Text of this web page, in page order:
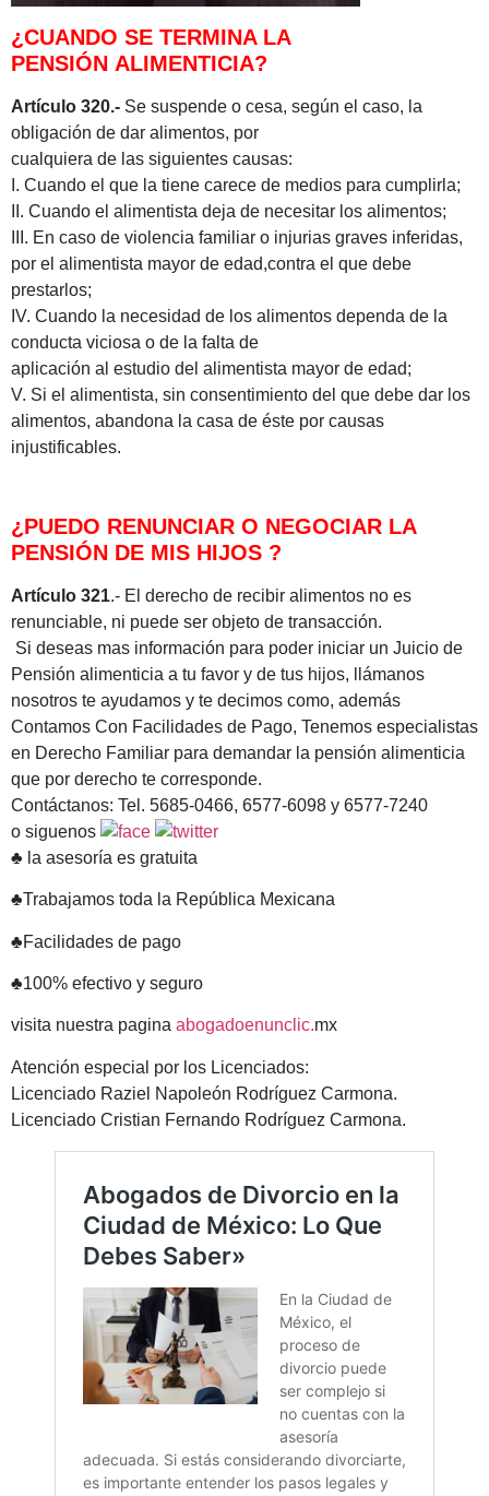
¿CUANDO SE TERMINA LA
PENSIÓN ALIMENTICIA?
Artículo 320.- Se suspende o cesa, según el caso, la
obligación de dar alimentos, por
cualquiera de las siguientes causas:
I. Cuando el que la tiene carece de medios para cumplirla;
II. Cuando el alimentista deja de necesitar los alimentos;
III. En caso de violencia familiar o injurias graves inferidas,
por el alimentista mayor de edad,contra el que debe
prestarlos;
IV. Cuando la necesidad de los alimentos dependa de la
conducta viciosa o de la falta de
aplicación al estudio del alimentista mayor de edad;
V. Si el alimentista, sin consentimiento del que debe dar los
alimentos, abandona la casa de éste por causas
injustificables.
¿PUEDO RENUNCIAR O NEGOCIAR LA
PENSIÓN DE MIS HIJOS ?
Artículo 321.- El derecho de recibir alimentos no es
renunciable, ni puede ser objeto de transacción.
Si deseas mas información para poder iniciar un Juicio de
Pensión alimenticia a tu favor y de tus hijos, llámanos
nosotros te ayudamos y te decimos como, además
Contamos Con Facilidades de Pago, Tenemos especialistas
en Derecho Familiar para demandar la pensión alimenticia
que por derecho te corresponde.
Contáctanos: Tel. 5685-0466, 6577-6098 y 6577-7240
o siguenos
♣ la asesoría es gratuita
♣Trabajamos toda la República Mexicana
♣Facilidades de pago
♣100% efectivo y seguro
visita nuestra pagina abogadoenunclic.mx
Atención especial por los Licenciados:
Licenciado Raziel Napoleón Rodríguez Carmona.
Licenciado Cristian Fernando Rodríguez Carmona.